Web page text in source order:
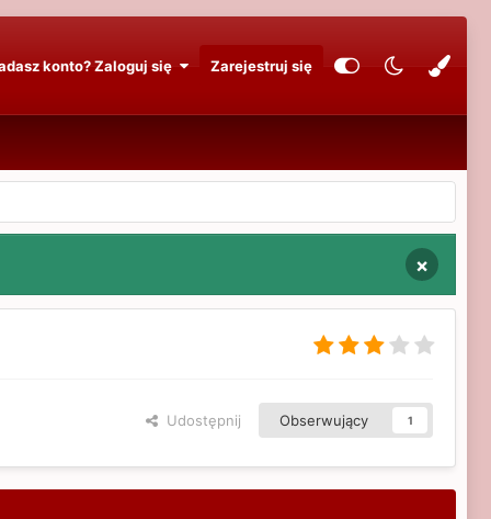
konto? Zaloguj się Zarejestruj się
×
Udostępnij Obserwujący 1